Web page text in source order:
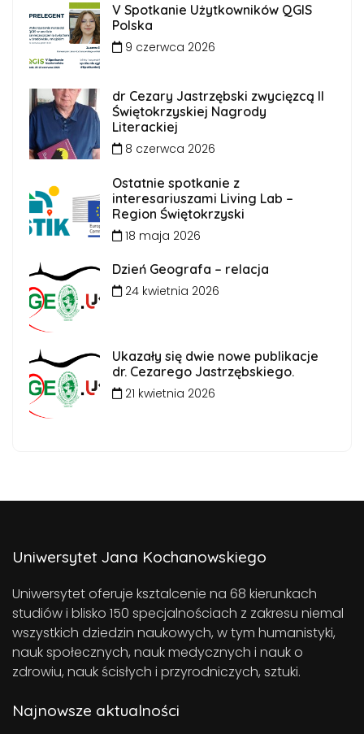
V Spotkanie Użytkowników QGIS
Polska
9 czerwca 2026
dr Cezary Jastrzębski zwycięzcą II
Świętokrzyskiej Nagrody
Literackiej
8 czerwca 2026
Ostatnie spotkanie z
interesariuszami Living Lab –
Region Świętokrzyski
18 maja 2026
Dzień Geografa – relacja
24 kwietnia 2026
Ukazały się dwie nowe publikacje
dr. Cezarego Jastrzębskiego.
21 kwietnia 2026
Uniwersytet Jana Kochanowskiego
Uniwersytet oferuje ksztalcenie na 68 kierunkach
studiów i blisko 150 specjalnościach z zakresu niemal
wszystkich dziedzin naukowych, w tym humanistyki,
nauk społecznych, nauk medycznych i nauk o
zdrowiu, nauk ścisłych i przyrodniczych, sztuki.
Najnowsze aktualności